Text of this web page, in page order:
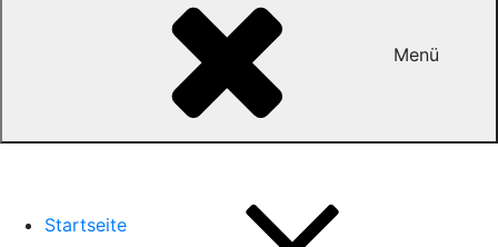
Menü
Startseite